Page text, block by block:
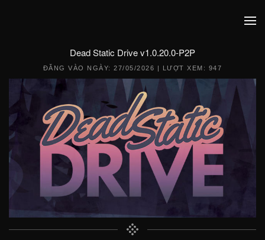
Dead Static Drive v1.0.20.0-P2P
ĐĂNG VÀO NGÀY:27/05/2026 | LƯỢT XEM: 947